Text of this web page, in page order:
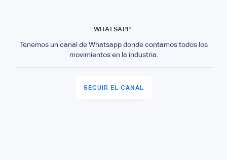
WHATSAPP
Tenemos un canal de Whatsapp donde contamos todos los
movimientos en la industria.
SEGUIR EL CANAL